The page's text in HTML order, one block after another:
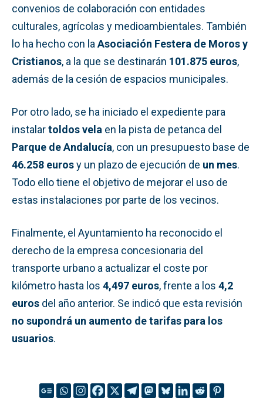
convenios de colaboración con entidades
culturales, agrícolas y medioambientales. También
lo ha hecho con la Asociación Festera de Moros y
Cristianos, a la que se destinarán 101.875 euros,
además de la cesión de espacios municipales.
Por otro lado, se ha iniciado el expediente para
instalartoldos vela en la pista de petanca del
Parque de Andalucía, con un presupuesto base de
46.258 eurosy un plazo de ejecución de un mes.
Todo ello tiene el objetivo de mejorar el uso de
estas instalaciones por parte de los vecinos.
Finalmente, el Ayuntamiento ha reconocido el
derecho de la empresa concesionaria del
transporte urbano a actualizar el coste por
kilómetro hasta los 4,497 euros, frente a los 4,2
euros del año anterior. Se indicó que esta revisión
no supondrá un aumento de tarifas para los
usuarios.